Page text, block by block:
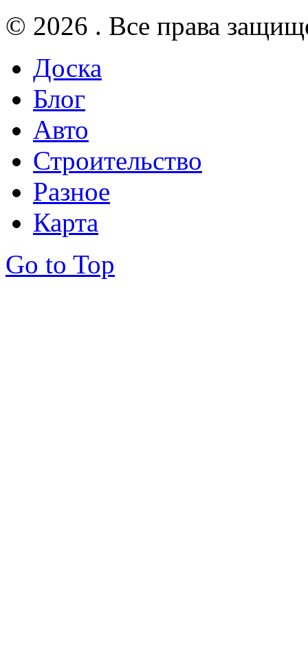
© 2026 . Все права
Доска
Блог
Авто
Строительство
Разное
Карта
Go to Top